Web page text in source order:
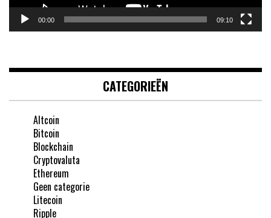
00:00 09:10
CATEGORIEËN
Altcoin
Bitcoin
Blockchain
Cryptovaluta
Ethereum
Geen categorie
Litecoin
Ripple